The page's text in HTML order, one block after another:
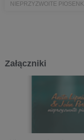
NIEPRZYZWOITE PIOSENKI
Załączniki